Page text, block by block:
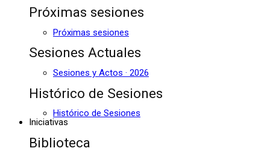
Próximas sesiones
Próximas sesiones
Sesiones Actuales
Sesiones y Actos · 2026
Histórico de Sesiones
Histórico de Sesiones
Iniciativas
Biblioteca